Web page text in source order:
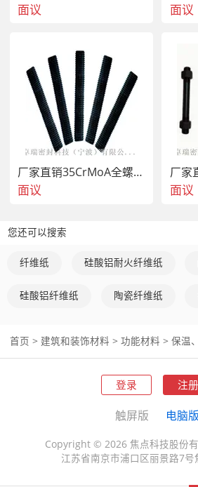
面议 面议
厂家直销35CrMoA全螺纹螺栓
面议 面议
您还可以搜索
纤维纸 硅酸铝耐火纤维纸
硅酸铝纤维纸 陶瓷纤维纸
首页 > 建筑和装饰材料 > 功能材料 > 保温
登录 注册
触屏版 电脑版
Copyright © 2026 焦点科技股份
江苏省南京市浦口区丽景路7号